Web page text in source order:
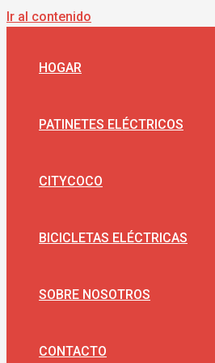
Ir al contenido
HOGAR
PATINETES ELÉCTRICOS
CITYCOCO
BICICLETAS ELÉCTRICAS
SOBRE NOSOTROS
CONTACTO